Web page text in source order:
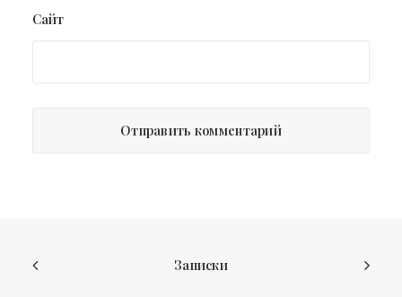
Сайт
Записки